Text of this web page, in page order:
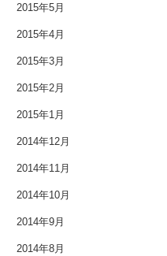
2015年5月
2015年4月
2015年3月
2015年2月
2015年1月
2014年12月
2014年11月
2014年10月
2014年9月
2014年8月